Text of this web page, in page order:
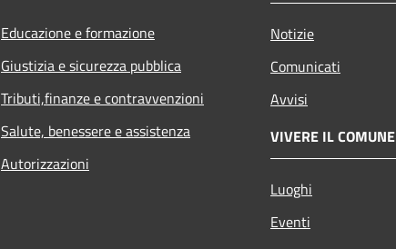
Educazione e formazione
Giustizia e sicurezza pubblica
Tributi,finanze e contravvenzioni
Salute, benessere e assistenza
Autorizzazioni
Notizie
Comunicati
Avvisi
VIVERE IL COMUNE
Luoghi
Eventi